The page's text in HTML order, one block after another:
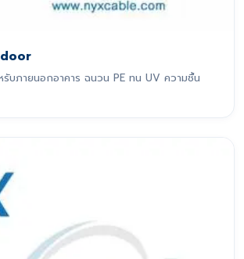
บภายนอกอาคาร ฉนวน PE ทน UV ความชื้น